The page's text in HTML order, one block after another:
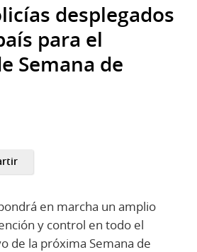
desplegados
para el
Semana de
en marcha un amplio
y control en todo el
de la próxima Semana de